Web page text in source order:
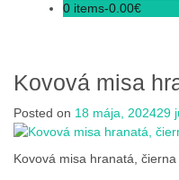
0 items-0.00€
Kovová misa
Posted on 18 mája, 202429
Kovová misa hranatá, čierna